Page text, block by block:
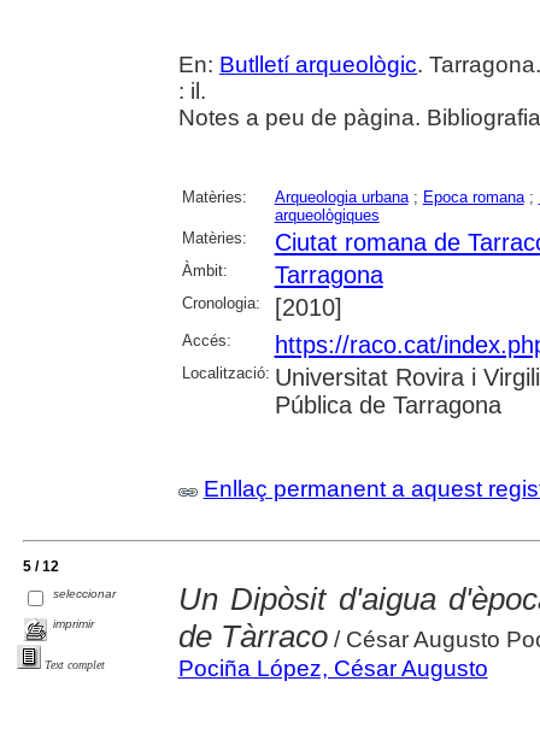
En: Butlletí arqueològic.
: il.
Notes a peu de pàgina.
Matèries: Arqueologia urbana; Epoca romana;
arqueològiques
Matèries:
Ciutat romana de
Àmbit: Tarragona
Cronologia: [2010]
Accés: https://raco.cat/
Localització: Universitat Rovira i
Pública de Tarragona
Enllaç permanent a aquest
5 / 12
seleccionar
imprimir
Text complet
Un Dipòsit d'aigua
de Tàrraco/ César Augusto
Pociña López, César Augusto